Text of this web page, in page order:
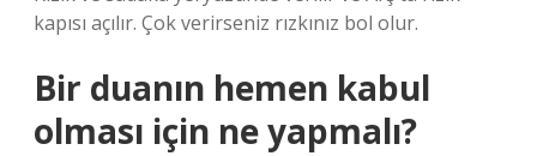
kapısı açılır. Çok verirseniz rızkınız bol olur.
Bir duanın hemen kabul
olması için ne yapmalı?